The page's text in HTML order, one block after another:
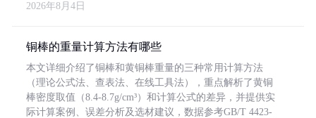
2026年8月4日
铜棒的重量计算方法有哪些
本文详细介绍了铜棒和黄铜棒重量的三种常用计算方法
（理论公式法、查表法、在线工具法），重点解析了黄铜
棒密度取值（8.4-8.7g/cm³）和计算公式的差异，并提供实
际计算案例、误差分析及选材建议，数据参考GB/T 4423-